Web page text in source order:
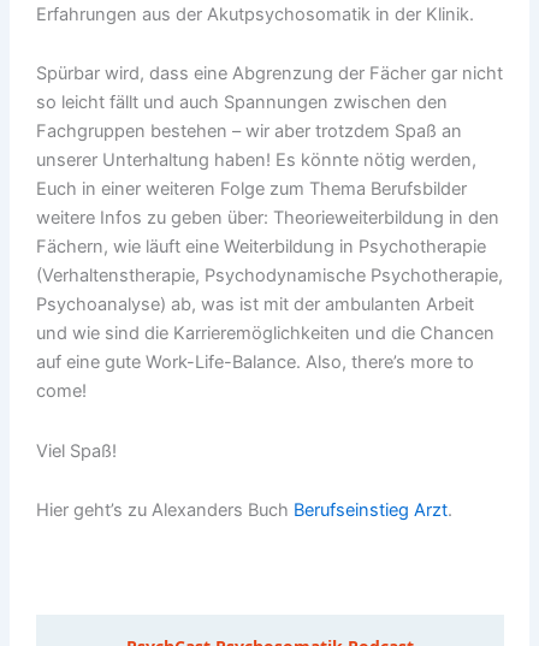
Erfahrungen aus der Akutpsychosomatik in der Klinik.
Spürbar wird, dass eine Abgrenzung der Fächer gar nicht
so leicht fällt und auch Spannungen zwischen den
Fachgruppen bestehen – wir aber trotzdem Spaß an
unserer Unterhaltung haben! Es könnte nötig werden,
Euch in einer weiteren Folge zum Thema Berufsbilder
weitere Infos zu geben über: Theorieweiterbildung in den
Fächern, wie läuft eine Weiterbildung in Psychotherapie
(Verhaltenstherapie, Psychodynamische Psychotherapie,
Psychoanalyse) ab, was ist mit der ambulanten Arbeit
und wie sind die Karrieremöglichkeiten und die Chancen
auf eine gute Work-Life-Balance. Also, there’s more to
come!
Viel Spaß!
Hier geht’s zu Alexanders Buch Berufseinstieg Arzt.